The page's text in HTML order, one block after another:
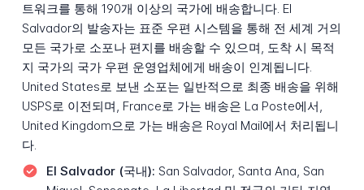
트워크를 통해 190개 이상의 국가에 배송합니다. El
Salvador의 발송자는 표준 우편 시스템을 통해 전 세계 거의
모든 국가로 소포나 편지를 배송할 수 있으며, 도착 시 목적
지 국가의 국가 우편 운영업체에게 배송이 인계됩니다.
United States로 보낸 소포는 일반적으로 최종 배송을 위해
USPS로 이전되며, France로 가는 배송은 La Poste에서,
United Kingdom으로 가는 배송은 Royal Mail에서 처리됩니
다.
El Salvador (국내): San Salvador, Santa Ana, San